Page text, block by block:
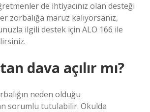
de ihtiyacınız olan desteği
zorbalığa maruz kalıyorsanız,
ilgili destek için ALO 166 ile
dava açılır mı?
neden olduğu
sorumlu tutulabilir. Okulda